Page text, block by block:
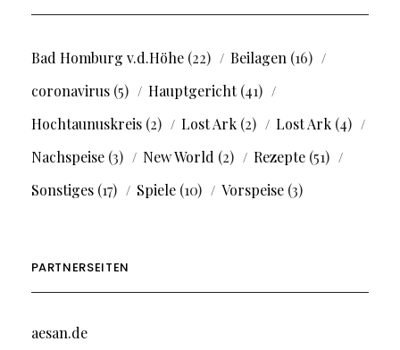
Bad Homburg v.d.Höhe(22) Beilagen (16)
coronavirus(5) Hauptgericht(41)
Hochtaunuskreis(2) Lost Ark(2) Lost Ark(4)
Nachspeise(3) New World (2) Rezepte(51)
Sonstiges(17) Spiele(10) Vorspeise(3)
PARTNERSEITEN
aesan.de